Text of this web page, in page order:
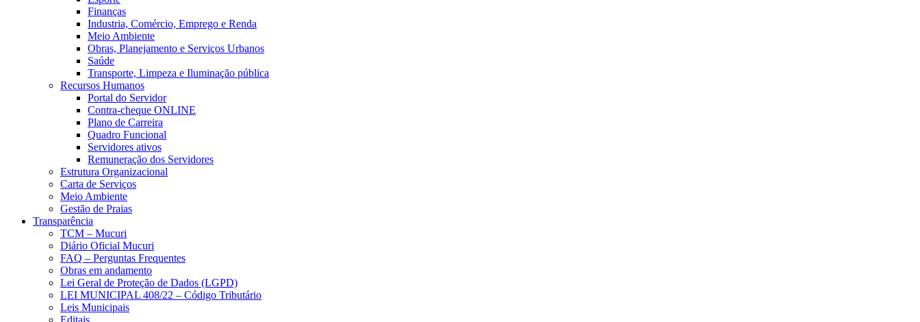
Finanças
Industria, Comércio, Emprego e Renda
Meio Ambiente
Obras, Planejamento e Serviços Urbanos
Saúde
Transporte, Limpeza e Iluminação pública
Recursos Humanos
Portal do Servidor
Contra-cheque ONLINE
Plano de Carreira
Quadro Funcional
Servidores ativos
Remuneração dos Servidores
Estrutura Organizacional
Carta de Serviços
Meio Ambiente
Gestão de Praias
Transparência
TCM – Mucuri
Diário Oficial Mucuri
FAQ – Perguntas Frequentes
Obras em andamento
Lei Geral de Proteção de Dados (LGPD)
LEI MUNICIPAL 408/22 – Código Tributário
Leis Municipais
Editais